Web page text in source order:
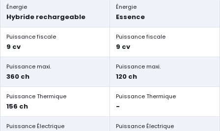
Énergie
Hybride rechargeable
Énergie
Essence
Puissance fiscale
9 cv
Puissance fiscale
9 cv
Puissance maxi.
360 ch
Puissance maxi.
120 ch
Puissance Thermique
156 ch
Puissance Thermique
-
Puissance Électrique Puissance Électrique